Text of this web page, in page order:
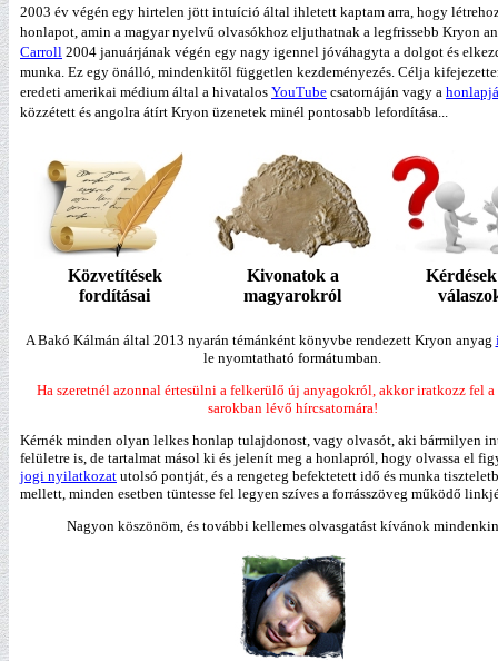
2003 év végén egy hirtelen jött intuíció által ihletett kaptam arra, hogy
honlapot, amin a magyar nyelvű olvasókhoz eljuthatnak a legfrissebb Kryon
Carroll 2004 januárjának végén egy nagy igennel jóváhagyta a dolgot és
munka. Ez egy önálló, mindenkitől független kezdeményezés. Célja
eredeti amerikai médium által a hivatalos YouTube csatornáján vagy a
közzétett és angolra átírt Kryon üzenetek minél pontosabb lefordítása...
Közvetítések
fordításai
Kivonatok a
magyarokról
Kérdések
A Bakó Kálmán által 2013 nyarán témánként könyvbe rendezett Kryon anyag
le nyomtatható formátumban.
Ha szeretnél azonnal értesülni a felkerülő új anyagokról, akkor iratkozz fel a
sarokban lévő hírcsatornára!
Kérnék minden olyan lelkes honlap tulajdonost, vagy olvasót, aki bármilyen
felületre is, de tartalmat másol ki és jelenít meg a honlapról, hogy olvassa el
jogi nyilatkozat utolsó pontját, és a rengeteg befektetett idő és munka
mellett, minden esetben tüntesse fel legyen szíves a forrásszöveg működő
Nagyon köszönöm, és további kellemes olvasgatást kívánok